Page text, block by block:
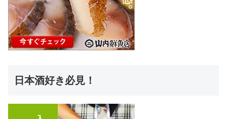
日本酒好き必見！